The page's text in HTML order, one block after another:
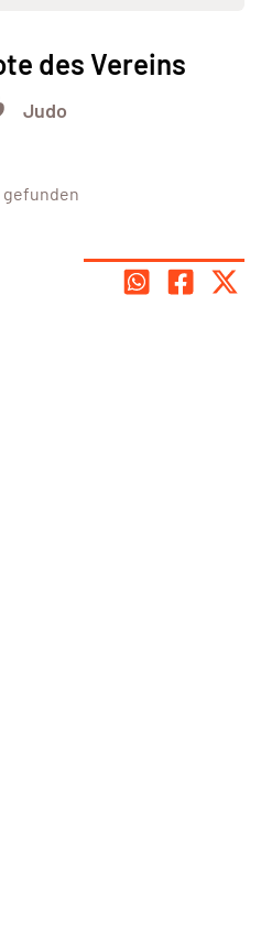
des Vereins
Judo
gefunden